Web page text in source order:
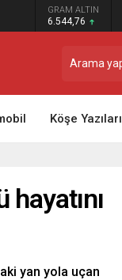
GRAM ALTIN
6.544,76
Köşe Yazıları
yan yola uçan